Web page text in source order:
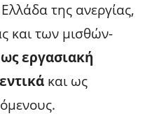
της ανεργίας,
και των μισθών-
εργασιακή
και ως